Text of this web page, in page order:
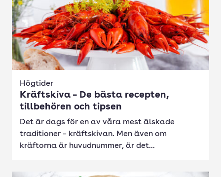
Högtider
Kräftskiva – De bästa recepten,
tillbehören och tipsen
Det är dags för en av våra mest älskade
traditioner – kräftskivan. Men även om
kräftorna är huvudnummer, är det...